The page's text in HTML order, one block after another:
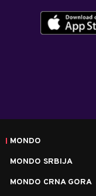
MONDO
MONDO SRBIJA
MONDO CRNA GORA